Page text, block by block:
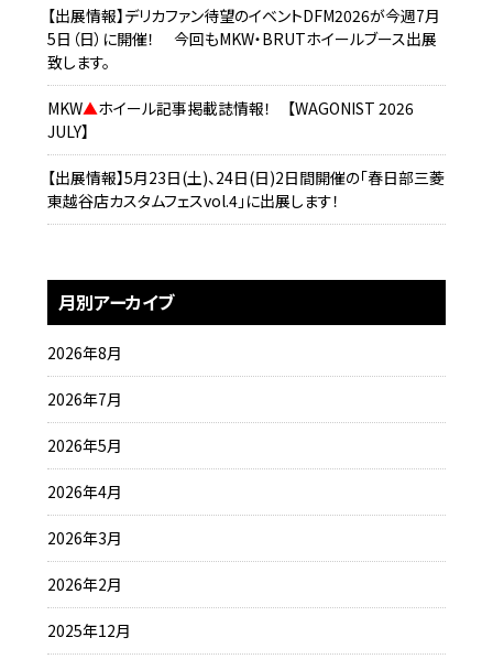
【出展情報】デリカファン待望のイベントDFM2026が今週7月
5日（日）に開催！ 今回もMKW・BRUTホイールブース出展
致します。
MKW▲ホイール記事掲載誌情報！ 【WAGONIST 2026
JULY】
【出展情報】5月23日(土)、24日(日)2日間開催の「春日部三菱
東越谷店カスタムフェスvol.4」に出展します！
月別アーカイブ
2026年8月
2026年7月
2026年5月
2026年4月
2026年3月
2026年2月
2025年12月